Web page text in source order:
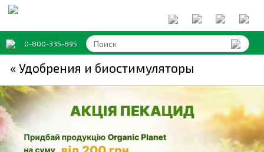
0-800-335-895
« Удобрения и биостимуляторы